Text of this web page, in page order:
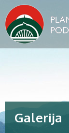
Galerija